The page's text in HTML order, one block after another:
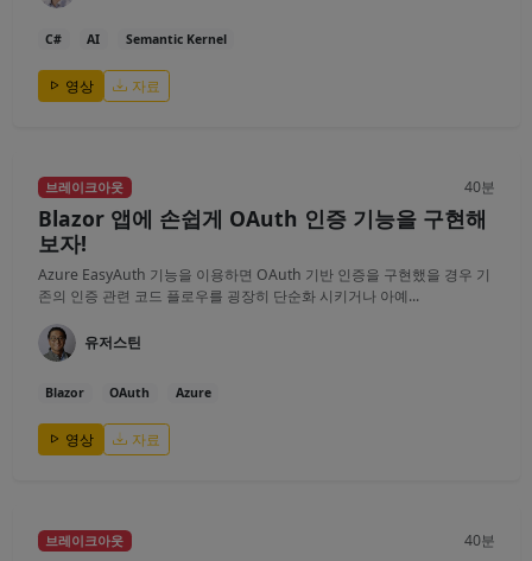
C# AI Semantic Kernel
영상 자료
브레이크아웃 40분
Blazor 앱에 손쉽게 OAuth 인증 기능을 구현해
보자!
Azure EasyAuth 기능을 이용하면 OAuth 기반 인증을 구현했을 경우 기
존의 인증 관련 코드 플로우를 굉장히 단순화 시키거나 아예...
유저스틴
Blazor OAuth Azure
영상 자료
브레이크아웃 40분